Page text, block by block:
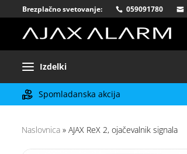
Brezplačno svetovanje: 059091780
Izdelki
Spomladanska akcija
Naslovnica » AJAX ReX 2, ojačevalnik signala